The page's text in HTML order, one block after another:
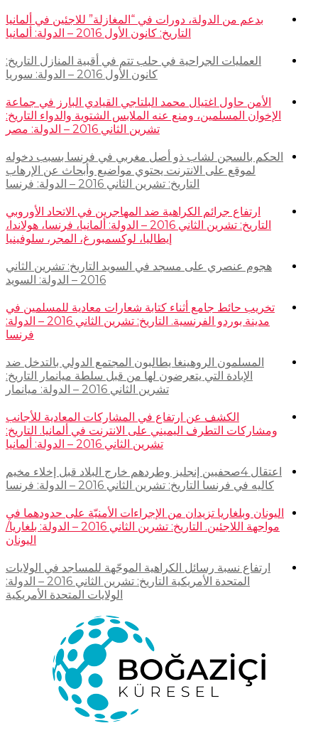
بدعم من الدولة، دورات في “المغازلة” للاجئين في ألمانيا
التاريخ: كانون الأول 2016 – الدولة: ألمانيا
العمليات الجراحية في حلب تتم في أقبية المنازل التاريخ:
كانون الأول 2016 – الدولة: سوريا
الأمن حاول اغتيال محمد البلتاجي القيادي البارز في جماعة
الإخوان المسلمين، ومنع عنه الملابس الشتوية والدواء التاريخ:
تشرين الثاني 2016 – الدولة: مصر
الحكم بالسجن لشاب ذو أصل مغربي في فرنسا بسبب دخوله
لموقع على الانترنت يحتوي مواضيع وأبحاث عن الإرهاب
التاريخ: تشرين الثاني 2016 – الدولة: فرنسا
ارتفاع جرائم الكراهية ضد المهاجرين في الاتحاد الأوروبي
التاريخ: تشرين الثاني 2016 – الدولة: ألمانيا، فرنسا، هولاندا،
إيطاليا، لوكسمبورغ، المجر، سلوفينيا
هجوم عنصري على مسجد في السويد التاريخ: تشرين الثاني
2016 – الدولة: السويد
تخريب حائط جامع أثناء كتابة شعارات معادية للمسلمين في
مدينة بوردو الفرنسية. التاريخ: تشرين الثاني 2016 – الدولة:
فرنسا
المسلمون الروهينغا يطالبون المجتمع الدولي بالتدخل ضد
الإبادة التي يتعرضون لها من قبل سلطة ميانمار التاريخ:
تشرين الثاني 2016 – الدولة: ميانمار
الكشف عن ارتفاع في المشاركات المعادية للأجانب
ومشاركات التطرف اليميني على الانترنت في ألمانيا. التاريخ:
تشرين الثاني 2016 – الدولة: ألمانيا
اعتقال 4صحفيين إنجليز وطردهم خارج البلاد قبل إخلاء مخيم
كاليه في فرنسا التاريخ: تشرين الثاني 2016 – الدولة: فرنسا
اليونان وبلغاريا تزيدان من الإجراءات الأمنيّة على حدودهما في
مواجهة اللاجئين. التاريخ: تشرين الثاني 2016 – الدولة: بلغاريا/
اليونان
ارتفاع نسبة رسائل الكراهية الموجّهة للمساجد في الولايات
المتحدة الأمريكية التاريخ: تشرين الثاني 2016 – الدولة:
الولايات المتحدة الأمريكية